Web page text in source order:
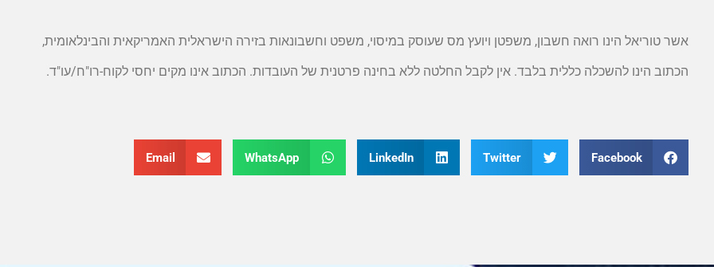
אשר טוריאל הינו רואה חשבון, משפטן ויועץ מס שעוסק במיסוי, משפט וחשבונאות בזירה הישראלית האמריקאית והבינלאומית,
הכתוב הינו להשכלה כללית בלבד. אין לקבל החלטה ללא בחינה פרטנית של העובדות. הכתוב אינו מקים יחסי לקוח-רו"ח/עו"ד.
Facebook
Twitter
LinkedIn
WhatsApp
Email